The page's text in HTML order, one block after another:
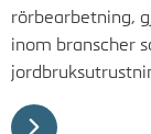
rörbearbetning,
inom branscher